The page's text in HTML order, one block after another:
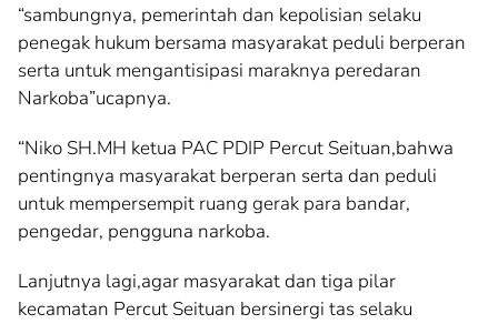
“sambungnya, pemerintah dan kepolisian selaku
penegak hukum bersama masyarakat peduli berperan
serta untuk mengantisipasi maraknya peredaran
Narkoba”ucapnya.
“Niko SH.MH ketua PAC PDIP Percut Seituan,bahwa
pentingnya masyarakat berperan serta dan peduli
untuk mempersempit ruang gerak para bandar,
pengedar, pengguna narkoba.
Lanjutnya lagi,agar masyarakat dan tiga pilar
kecamatan Percut Seituan bersinergi tas selaku